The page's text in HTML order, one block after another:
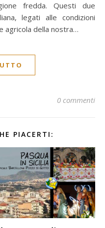
fredda. Questi due
legati alle condizioni
agricola della nostra…
0 commenti
PIACERTI: